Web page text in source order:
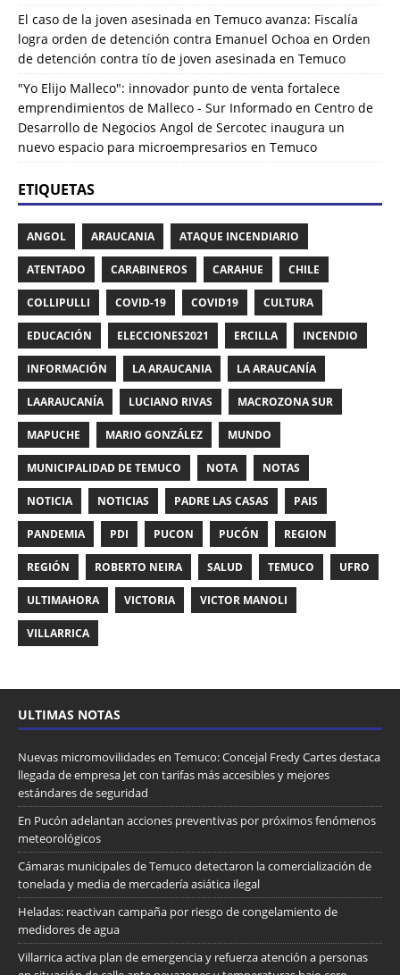
El caso de la joven asesinada en Temuco avanza: Fiscalía
logra orden de detención contra Emanuel Ochoa en Orden
de detención contra tío de joven asesinada en Temuco
"Yo Elijo Malleco": innovador punto de venta fortalece
emprendimientos de Malleco - Sur Informado en Centro de
Desarrollo de Negocios Angol de Sercotec inaugura un
nuevo espacio para microempresarios en Temuco
ETIQUETAS
ANGOL ARAUCANIA ATAQUE INCENDIARIO
ATENTADO CARABINEROS CARAHUE CHILE
COLLIPULLI COVID-19 COVID19 CULTURA
EDUCACIÓN ELECCIONES2021 ERCILLA INCENDIO
INFORMACIÓN LA ARAUCANIA LA ARAUCANÍA
LAARAUCANÍA LUCIANO RIVAS MACROZONA SUR
MAPUCHE MARIO GONZÁLEZ MUNDO
MUNICIPALIDAD DE TEMUCO NOTA NOTAS
NOTICIA NOTICIAS PADRE LAS CASAS PAIS
PANDEMIA PDI PUCON PUCÓN REGION
REGIÓN ROBERTO NEIRA SALUD TEMUCO UFRO
ULTIMAHORA VICTORIA VICTOR MANOLI
VILLARRICA
ULTIMAS NOTAS
Nuevas micromovilidades en Temuco: Concejal Fredy Cartes destaca
llegada de empresa Jet con tarifas más accesibles y mejores
estándares de seguridad
En Pucón adelantan acciones preventivas por próximos fenómenos
meteorológicos
Cámaras municipales de Temuco detectaron la comercialización de
tonelada y media de mercadería asiática ilegal
Heladas: reactivan campaña por riesgo de congelamiento de
medidores de agua
Villarrica activa plan de emergencia y refuerza atención a personas